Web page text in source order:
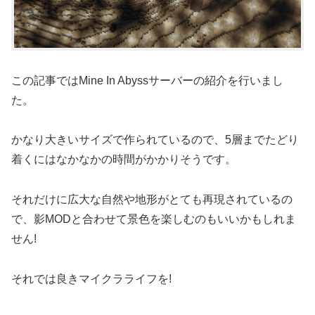
この記事ではMine In Abyssサーバーの紹介を行いまし
た。
かなり大きいサイズで作られているので、5層までたどり
着くにはなかなかの時間がかかりそうです。
それだけに広大な自然や地形がとても再現されているの
で、影MODと合わせて景色を楽しむのもいいかもしれま
せん!
それでは良きマイクラライフを!